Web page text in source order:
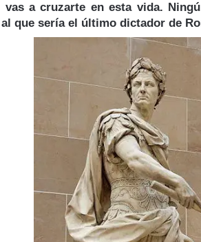
vas a cruzarte en esta vida.
que sería el último dictador de